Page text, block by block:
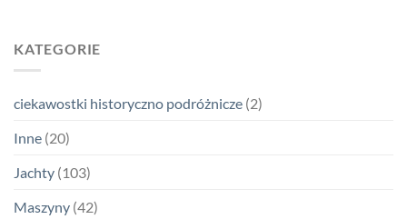
KATEGORIE
ciekawostki historyczno podróżnicze (2)
Inne (20)
Jachty (103)
Maszyny (42)